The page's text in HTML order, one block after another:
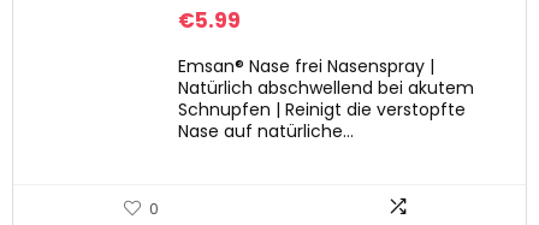
€5.99
Emsan® Nase frei Nasenspray |
Natürlich abschwellend bei akutem
Schnupfen | Reinigt die verstopfte
Nase auf natürliche…
0